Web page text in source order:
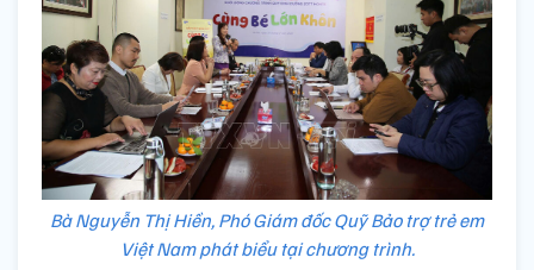
Bà Nguyễn Thị Hiền, Phó Giám đốc Quỹ Bảo trợ trẻ em
Việt Nam phát biểu tại chương trình.